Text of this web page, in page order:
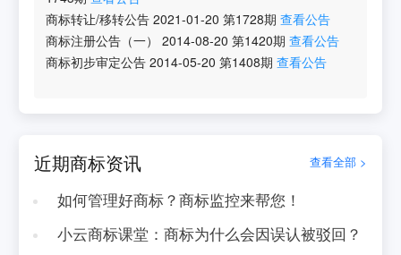
商标转让/移转公告 2021-01-20 第1728期 查看公告
商标注册公告（一）
2014-08-20 第1420期 查看公告
商标初步审定公告 2014-05-20 第1408期 查看公告
近期商标资讯 查看全部 >
如何管理好商标？商标监控来帮您！
小云商标课堂：商标为什么会因误认被驳回？